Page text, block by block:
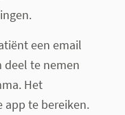
een email
deel te nemen
Het
app te bereiken.